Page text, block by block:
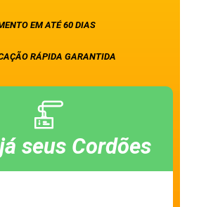
EM ATÉ 60 DIAS
RÁPIDA GARANTIDA
seus Cordões